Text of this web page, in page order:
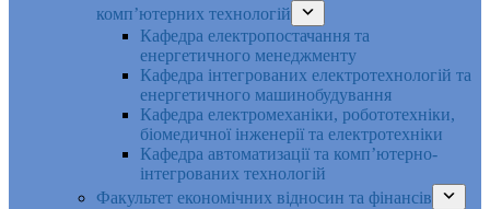
комп’ютерних технологій
Кафедра електропостачання та
енергетичного менеджменту
Кафедра інтегрованих електротехнологій та
енергетичного машинобудування
Кафедра електромеханіки, робототехніки,
біомедичної інженерії та електротехніки
Кафедра автоматизації та комп’ютерно-
інтегрованих технологій
Факультет економічних відносин та фінансів